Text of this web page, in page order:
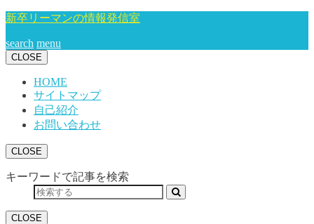
新卒リーマンの情報発信室
search menu
CLOSE
HOME
サイトマップ
自己紹介
お問い合わせ
CLOSE
キーワードで記事を検索
CLOSE